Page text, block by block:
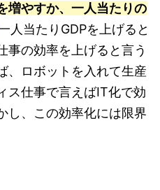
増やすか、一人当たりの
人当たりGDPを上げると
事の効率を上げると言う
、ロボットを入れて生産
ス仕事で言えばIT化で効
し、この効率化には限界